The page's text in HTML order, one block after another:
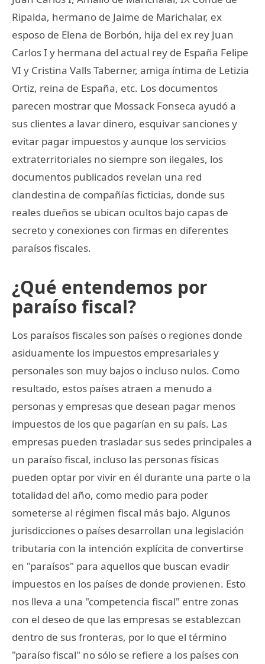
Ripalda, hermano de Jaime de Marichalar, ex
esposo de Elena de Borbón, hija del ex rey Juan
Carlos I y hermana del actual rey de España Felipe
VI y Cristina Valls Taberner, amiga íntima de Letizia
Ortiz, reina de España, etc. Los documentos
parecen mostrar que Mossack Fonseca ayudó a
sus clientes a lavar dinero, esquivar sanciones y
evitar pagar impuestos y aunque los servicios
extraterritoriales no siempre son ilegales, los
documentos publicados revelan una red
clandestina de compañías ficticias, donde sus
reales dueños se ubican ocultos bajo capas de
secreto y conexiones con firmas en diferentes
paraísos fiscales.
¿Qué entendemos por
paraíso fiscal?
Los paraísos fiscales son países o regiones donde
asiduamente los impuestos empresariales y
personales son muy bajos o incluso nulos. Como
resultado, estos países atraen a menudo a
personas y empresas que desean pagar menos
impuestos de los que pagarían en su país. Las
empresas pueden trasladar sus sedes principales a
un paraíso fiscal, incluso las personas físicas
pueden optar por vivir en él durante una parte o la
totalidad del año, como medio para poder
someterse al régimen fiscal más bajo. Algunos
jurisdicciones o países desarrollan una legislación
tributaria con la intención explícita de convertirse
en "paraísos" para aquellos que buscan evadir
impuestos en los países de donde provienen. Esto
nos lleva a una "competencia fiscal" entre zonas
con el deseo de que las empresas se establezcan
dentro de sus fronteras, por lo que el término
"paraíso fiscal" no sólo se refiere a los países con